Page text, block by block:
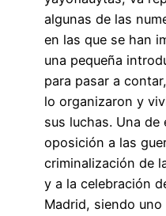
algunas de las
en las que se han
una pequeña
para pasar a
lo organizaron y
sus luchas. Una
oposición a las
criminalización de
y a la celebración
Madrid, siendo